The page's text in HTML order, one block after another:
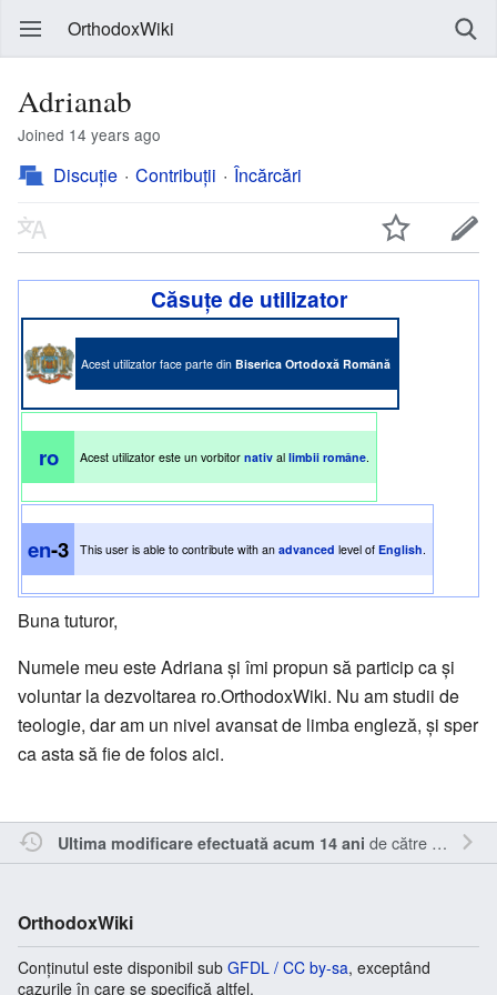
OrthodoxWiki
Adrianab
Joined 14 years ago
Discuție Contribuții Încărcări
Căsuțe de utilizator
Acest utilizator face parte dinBiserica Ortodoxă Română
ro Acest utilizator este un vorbitornativ allimbii române
en-3 This user is able to contribute with anadvanced level ofEnglish
Buna tuturor,
Numele meu este Adriana şi îmi propun să particip ca şi
voluntar la dezvoltarea ro.OrthodoxWiki. Nu am studii de
teologie, dar am un nivel avansat de limba engleză, şi sper
ca asta să fie de folos aici.
Ultima modificare efectuată acum 14 ani de către Adrianab
OrthodoxWiki
Conținutul este disponibil sub GFDL / CC by-sa, exceptând
cazurile în care se specifică altfel.